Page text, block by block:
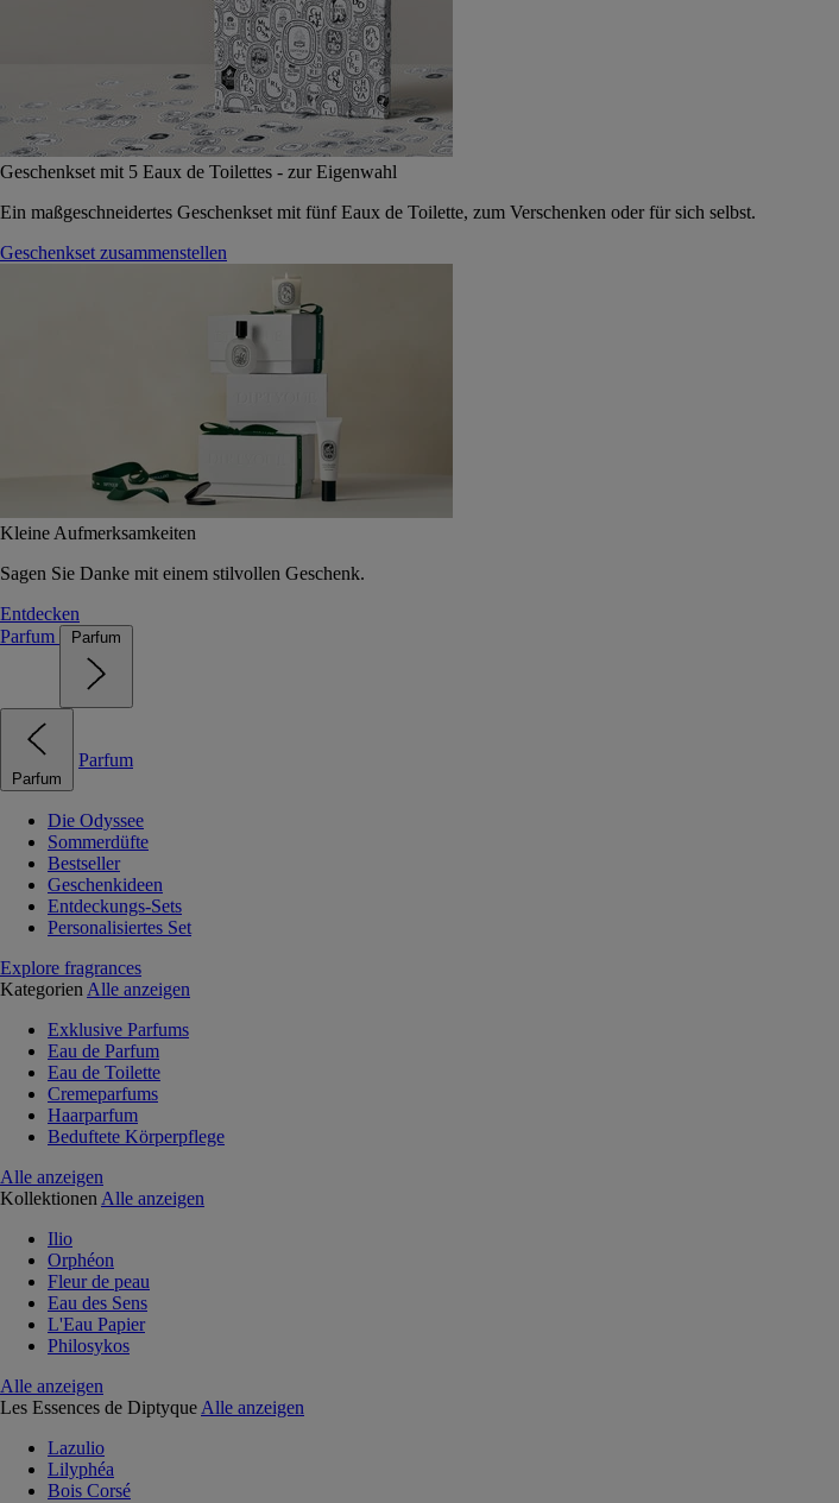
Geschenkset mit 5 Eaux de Toilettes - zur Eigenwahl
Ein maßgeschneidertes Geschenkset mit fünf Eaux de Toilette, zum Verschenken oder für sich selbst.
Geschenkset zusammenstellen
Kleine Aufmerksamkeiten
Sagen Sie Danke mit einem stilvollen Geschenk.
Entdecken
Parfum
Parfum
Parfum
Parfum
Die Odyssee
Sommerdüfte
Bestseller
Geschenkideen
Entdeckungs-Sets
Personalisiertes Set
Explore fragrances
Kategorien Alle anzeigen
Exklusive Parfums
Eau de Parfum
Eau de Toilette
Cremeparfums
Haarparfum
Beduftete Körperpflege
Alle anzeigen
Kollektionen Alle anzeigen
Ilio
Orphéon
Fleur de peau
Eau des Sens
L'Eau Papier
Philosykos
Alle anzeigen
Les Essences de Diptyque Alle anzeigen
Lazulio
Lilyphéa
Bois Corsé